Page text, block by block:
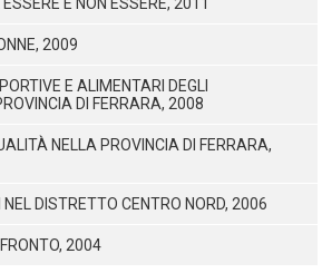
2009
E ALIMENTARI DEGLI
DI FERRARA, 2008
NELLA PROVINCIA DI FERRARA,
DISTRETTO CENTRO NORD, 2006
2004